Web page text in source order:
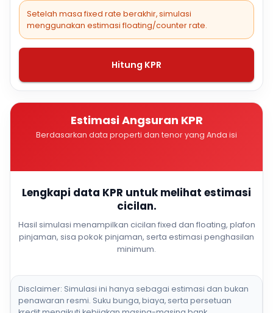
Setelah masa fixed rate berakhir, simulasi
menggunakan estimasi floating/counter rate.
Hitung KPR
Estimasi Angsuran KPR
Berdasarkan data properti dan tenor yang Anda isi
Lengkapi data KPR untuk melihat estimasi
cicilan.
Hasil simulasi menampilkan cicilan fixed dan floating, plafon
pinjaman, sisa pokok pinjaman, serta estimasi penghasilan
minimum.
Disclaimer: Simulasi ini hanya sebagai estimasi dan bukan
penawaran resmi. Suku bunga, biaya, serta persetuan